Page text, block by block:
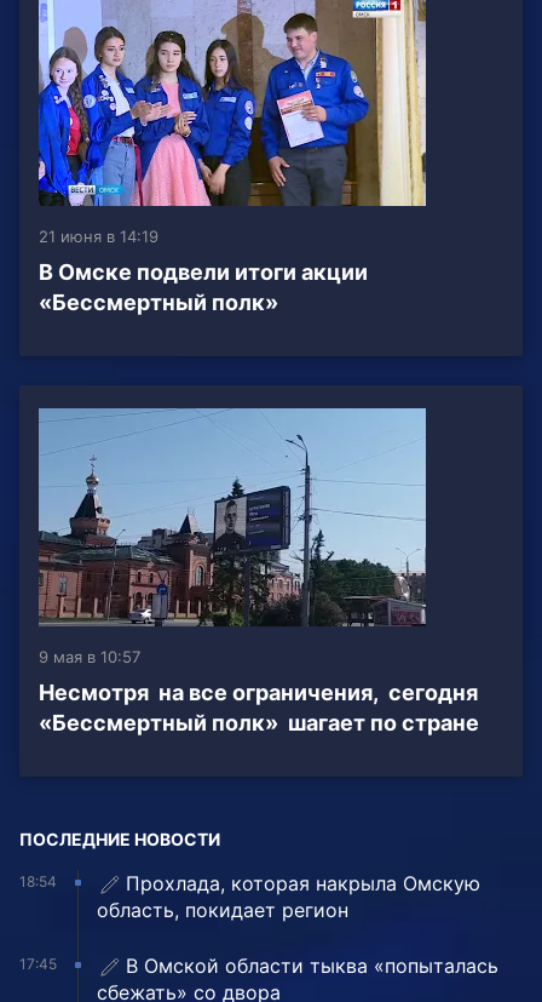
21 июня в 14:19
В Омске подвели итоги акции
«Бессмертный полк»
9 мая в 10:57
Несмотря на все ограничения, сегодня
«Бессмертный полк» шагает по стране
ПОСЛЕДНИЕ НОВОСТИ
18:54
Прохлада, которая накрыла Омскую
область, покидает регион
17:45
В Омской области тыква «попыталась
сбежать» со двора